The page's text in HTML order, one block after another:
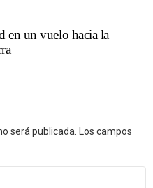
en un vuelo hacia la
será publicada.
Los campos